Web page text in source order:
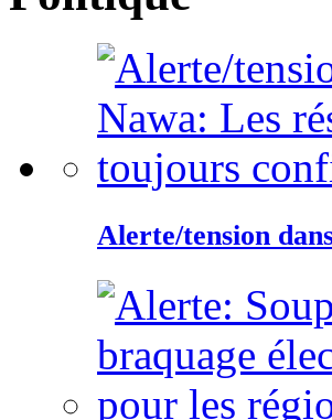
Alerte/tension